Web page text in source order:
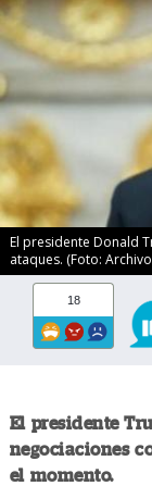
El presidente Donald
ataques. (Foto:
18
El presidente
negociaciones
el momento.